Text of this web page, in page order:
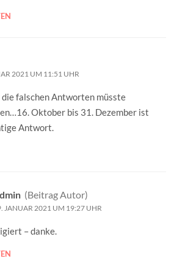
2021 UM 11:51 UHR
falschen Antworten müsste
Oktober bis 31. Dezember ist
Antwort.
(Beitrag Autor)
JANUAR 2021 UM 19:27 UHR
– danke.